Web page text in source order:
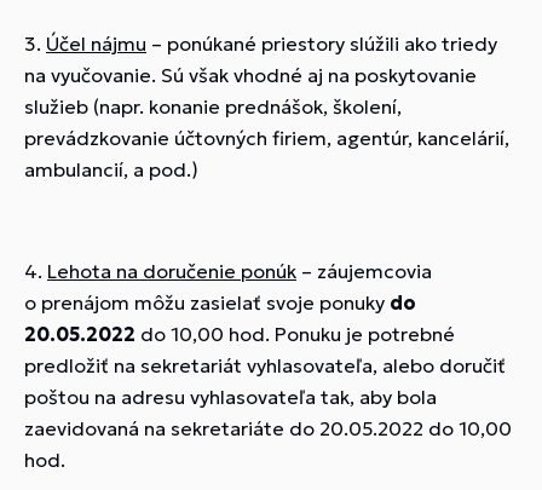
3. Účel nájmu – ponúkané priestory slúžili ako triedy
na vyučovanie. Sú však vhodné aj na poskytovanie
služieb (napr. konanie prednášok, školení,
prevádzkovanie účtovných firiem, agentúr, kancelárií,
ambulancií, a pod.)
4. Lehota na doručenie ponúk – záujemcovia
o prenájom môžu zasielať svoje ponuky do
20.05.2022 do 10,00 hod. Ponuku je potrebné
predložiť na sekretariát vyhlasovateľa, alebo doručiť
poštou na adresu vyhlasovateľa tak, aby bola
zaevidovaná na sekretariáte do 20.05.2022 do 10,00
hod.